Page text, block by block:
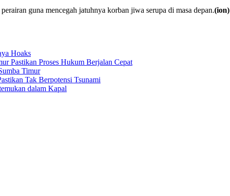
guna mencegah jatuhnya korban jiwa serupa di masa depan.(ion)
Hoaks
Pastikan Proses Hukum Berjalan Cepat
Timur
Tak Berpotensi Tsunami
dalam Kapal